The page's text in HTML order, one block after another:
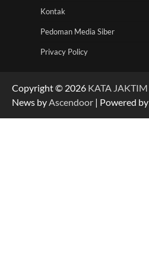
Kontak
Pedoman Media Siber
Privacy Policy
Copyright © 2026 KATA JAKTIM
News byAscendoor | Powered by